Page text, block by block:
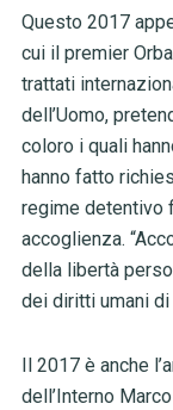
Questo 2017
cui il premier
trattati
dell’Uomo,
coloro i quali
hanno fatto
regime detentivo
accoglienza.
della libertà
dei diritti umani
Il 2017 è anche
dell’Interno